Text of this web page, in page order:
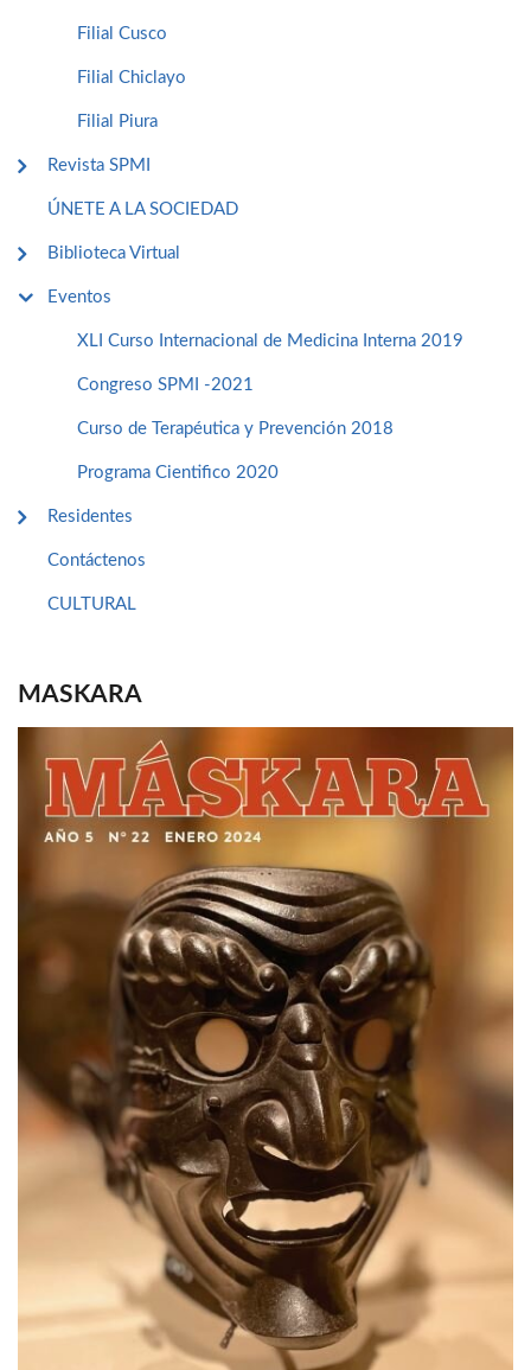
Filial Cusco
Filial Chiclayo
Filial Piura
Revista SPMI
ÚNETE A LA SOCIEDAD
Biblioteca Virtual
Eventos
XLI Curso Internacional de Medicina Interna 2019
Congreso SPMI -2021
Curso de Terapéutica y Prevención 2018
Programa Cientifico 2020
Residentes
Contáctenos
CULTURAL
MASKARA